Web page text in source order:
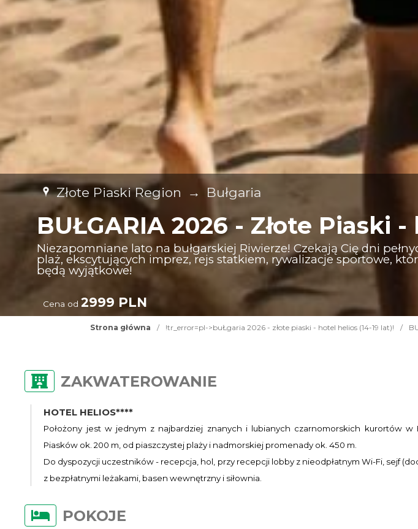
Złote Piaski Region → Bułgaria
BUŁGARIA 2026 - Złote Piaski
Niezapomniane lato na bułgarskiej Riwierze! Czekają Cię dni
plaż, ekscytujących imprez, rejs statkiem, rywalizacje sportowe,
będą wyjątkowe!
Cena od 2999 PLN
Strona główna / !tr_error=pl->buŁgaria 2026 - złote piaski - hotel helios (14-19 lat)! /
ZAKWATEROWANIE
HOTEL HELIOS****
Położony jest w jednym z najbardziej znanych i lubianych czarnomorskich kurortów w
Piasków ok. 200 m, od piaszczystej plaży i nadmorskiej promenady ok. 450 m.
Do dyspozycji uczestników - recepcja, hol, przy recepcji lobby z nieodpłatnym Wi-Fi, sejf
z bezpłatnymi leżakami, basen wewnętrzny i siłownia.
POKOJE